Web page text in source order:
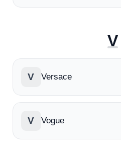
V
V Versace
V Vogue